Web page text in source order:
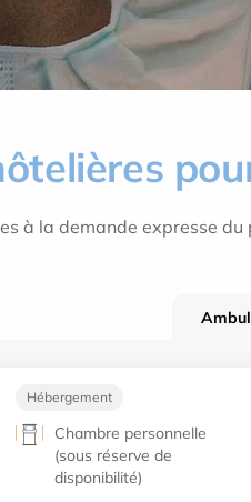
à la demande expresse
Hébergement
Chambre personnelle
(sous réserve de
disponibilité)